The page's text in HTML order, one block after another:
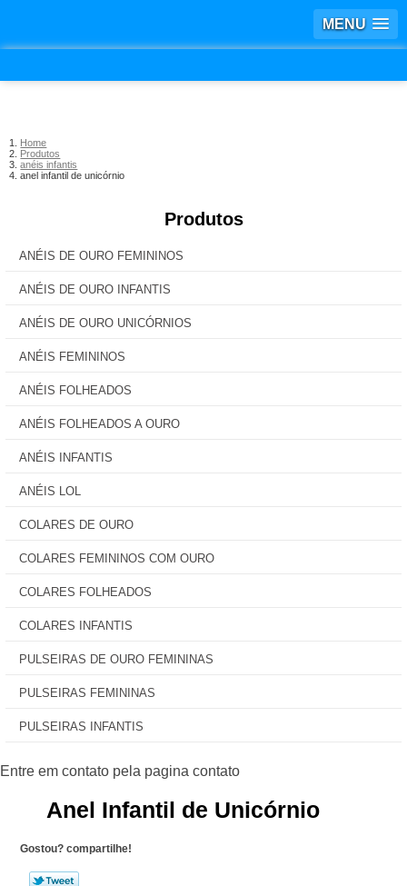
MENU
Home
Produtos
anéis infantis
anel infantil de unicórnio
Produtos
ANÉIS DE OURO FEMININOS
ANÉIS DE OURO INFANTIS
ANÉIS DE OURO UNICÓRNIOS
ANÉIS FEMININOS
ANÉIS FOLHEADOS
ANÉIS FOLHEADOS A OURO
ANÉIS INFANTIS
ANÉIS LOL
COLARES DE OURO
COLARES FEMININOS COM OURO
COLARES FOLHEADOS
COLARES INFANTIS
PULSEIRAS DE OURO FEMININAS
PULSEIRAS FEMININAS
PULSEIRAS INFANTIS
Anel Infantil de Unicórnio
Gostou? compartilhe!